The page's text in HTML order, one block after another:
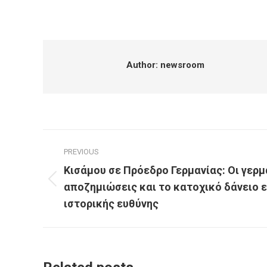
Author: newsroom
navigation
PREVIOUS
Previous
post:
Κισάμου σε Πρόεδρο Γερμανίας: Οι
αποζημιώσεις και το κατοχικό δάνειο
ιστορικής ευθύνης